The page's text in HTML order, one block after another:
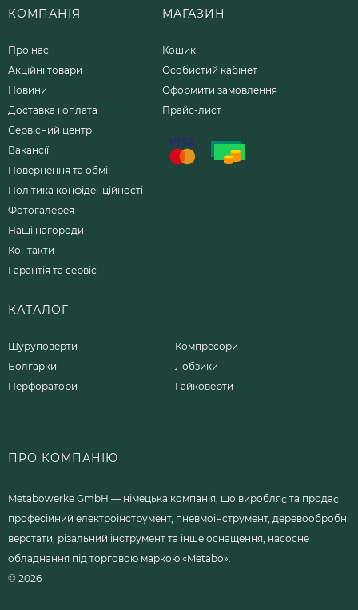
КОМПАНІЯ
Про нас
Акційні товари
Новини
Доставка і оплата
Сервісний центр
Вакансії
Повернення та обмін
Політика конфіденційності
Фотогалерея
Наші нагороди
Контакти
Гарантія та сервіс
МАГАЗИН
Кошик
Особистий кабінет
Оформити замовлення
Прайс-лист
КАТАЛОГ
Шуруповерти
Болгарки
Перфоратори
Компресори
Лобзики
Гайковерти
ПРО КОМПАНІЮ
Metabowerke GmbH — німецька компанія, що виробляє та продає
професійний електроінструмент, пневмоінструмент, деревообробні
верстати, різальний інструмент та інше оснащення, насосне
обладнання під торговою маркою «Metabo».
© 2026